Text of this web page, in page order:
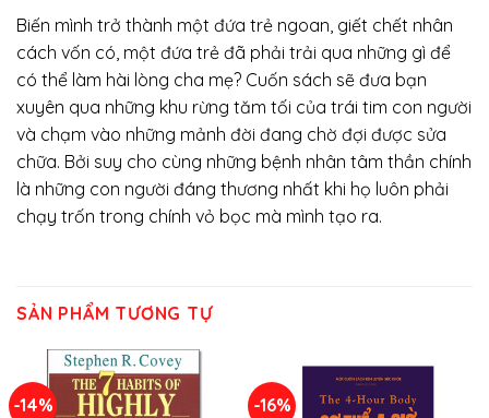
Biến mình trở thành một đứa trẻ ngoan, giết chết nhân
cách vốn có, một đứa trẻ đã phải trải qua những gì để
có thể làm hài lòng cha mẹ? Cuốn sách sẽ đưa bạn
xuyên qua những khu rừng tăm tối của trái tim con người
và chạm vào những mảnh đời đang chờ đợi được sửa
chữa. Bởi suy cho cùng những bệnh nhân tâm thần chính
là những con người đáng thương nhất khi họ luôn phải
chạy trốn trong chính vỏ bọc mà mình tạo ra.
SẢN PHẨM TƯƠNG TỰ
-14% -16%